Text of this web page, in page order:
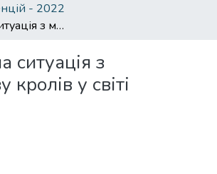
- 2022
Епізоотична ситуація з міксоматозу кролів у світі
ситуація з
кролів у світі